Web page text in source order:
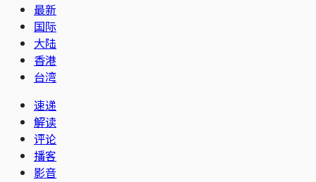
最新
国际
大陆
香港
台湾
速递
解读
评论
播客
影音